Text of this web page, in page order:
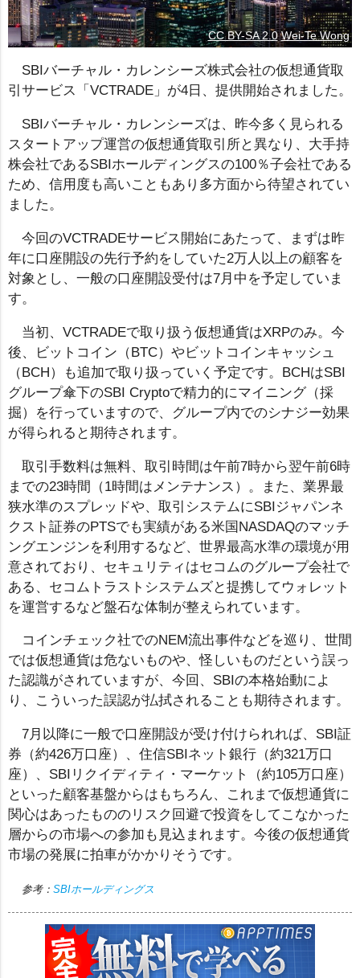
CC BY-SA 2.0 Wei-Te Wong
SBIバーチャル・カレンシーズ株式会社の仮想通貨取
引サービス「VCTRADE」が4日、提供開始されました。
SBIバーチャル・カレンシーズは、昨今多く見られる
スタートアップ運営の仮想通貨取引所と異なり、大手持
株会社であるSBIホールディングスの100％子会社である
ため、信用度も高いこともあり多方面から待望されてい
ました。
今回のVCTRADEサービス開始にあたって、まずは昨
年に口座開設の先行予約をしていた2万人以上の顧客を
対象とし、一般の口座開設受付は7月中を予定していま
す。
当初、VCTRADEで取り扱う仮想通貨はXRPのみ。今
後、ビットコイン（BTC）やビットコインキャッシュ
（BCH）も追加で取り扱っていく予定です。BCHはSBI
グループ傘下のSBI Cryptoで精力的にマイニング（採
掘）を行っていますので、グループ内でのシナジー効果
が得られると期待されます。
取引手数料は無料、取引時間は午前7時から翌午前6時
までの23時間（1時間はメンテナンス）。また、業界最
狭水準のスプレッドや、取引システムにSBIジャパンネ
クスト証券のPTSでも実績がある米国NASDAQのマッチ
ングエンジンを利用するなど、世界最高水準の環境が用
意されており、セキュリティはセコムのグループ会社で
ある、セコムトラストシステムズと提携してウォレット
を運営するなど盤石な体制が整えられています。
コインチェック社でのNEM流出事件などを巡り、世間
では仮想通貨は危ないものや、怪しいものだという誤っ
た認識がされていますが、今回、SBIの本格始動によ
り、こういった誤認が払拭されることも期待されます。
7月以降に一般で口座開設が受け付けられれば、SBI証
券（約426万口座）、住信SBIネット銀行（約321万口
座）、SBIリクイディティ・マーケット（約105万口座）
といった顧客基盤からはもちろん、これまで仮想通貨に
関心はあったもののリスク回避で投資をしてこなかった
層からの市場への参加も見込まれます。今後の仮想通貨
市場の発展に拍車がかかりそうです。
参考： SBIホールディングス